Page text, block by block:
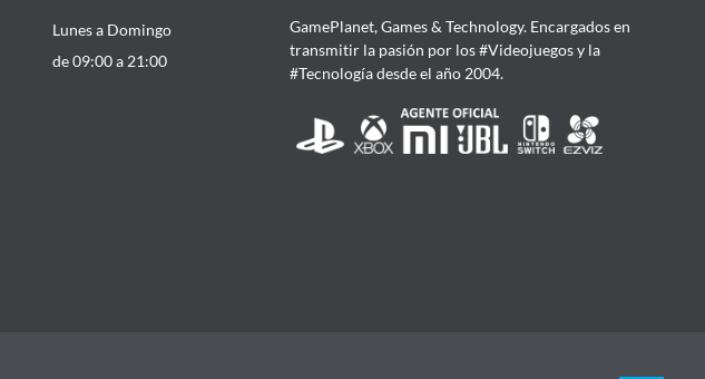
Lunes a Domingo
de 09:00 a 21:00
GamePlanet, Games & Technology. Encargados en
transmitir la pasión por los #Videojuegos y la
#Tecnología desde el año 2004.